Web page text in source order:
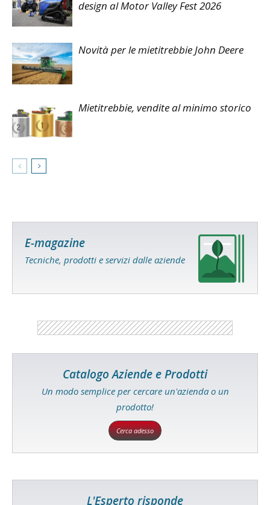
design al Motor Valley Fest 2026
Novità per le mietitrebbie John Deere
Mietitrebbie, vendite al minimo storico
E-magazine
Tecniche, prodotti e servizi dalle aziende
Catalogo Aziende e Prodotti
Un modo semplice per cercare un'azienda o un
prodotto!
Cerca adesso
L'Esperto risponde